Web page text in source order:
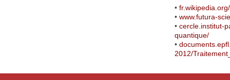
•
• www.futura-
• cercle.institut-
quantique/
•
2012/